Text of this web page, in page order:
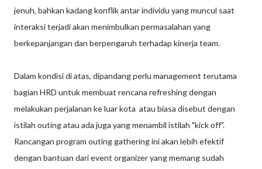
jenuh, bahkan kadang konflik antar individu yang muncul saat
interaksi terjadi akan menimbulkan permasalahan yang
berkepanjangan dan berpengaruh terhadap kinerja team.
Dalam kondisi di atas, dipandang perlu management terutama
bagian HRD untuk membuat rencana refreshing dengan
melakukan perjalanan ke luar kota atau biasa disebut dengan
istilah outing atau ada juga yang menambil istilah "kick off".
Rancangan program outing gathering ini akan lebih efektif
dengan bantuan dari event organizer yang memang sudah